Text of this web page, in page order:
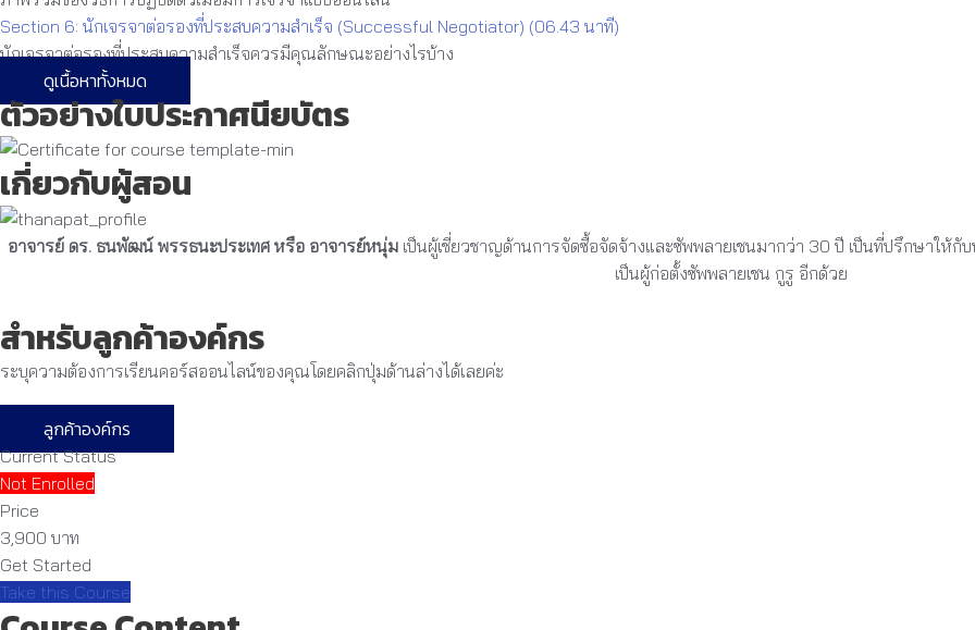
Section 6: นักเจรจาต่อรองที่ประสบความสำเร็จ (Successful Negotiator) (06.43 นาที)
นักเจรจาต่อรองที่ประสบความสำเร็จควรมีคุณลักษณะอย่างไรบ้าง
ดูเนื้อหาทั้งหมด
ตัวอย่างใบประกาศนียบัตร
เกี่ยวกับผู้สอน
อาจารย์ ดร. ธนพัฒน์ พรรธนะประเทศ หรือ อาจารย์หนุ่ม เป็นผู้เชี่ยวชาญด้านการจัดซื้อจัดจ้างและซัพพลายเชนมากว่า 30 ปี เป็นที่ปรึกษาให้
เป็นผู้ก่อตั้งซัพพลายเชน กูรู อีกด้วย
สำหรับลูกค้าองค์กร
ระบุความต้องการเรียนคอร์สออนไลน์ของคุณโดยคลิกปุ่มด้านล่างได้เลยค่ะ
ลูกค้าองค์กร
Current Status
Not Enrolled
Price
3,900 บาท
Get Started
Take this Course